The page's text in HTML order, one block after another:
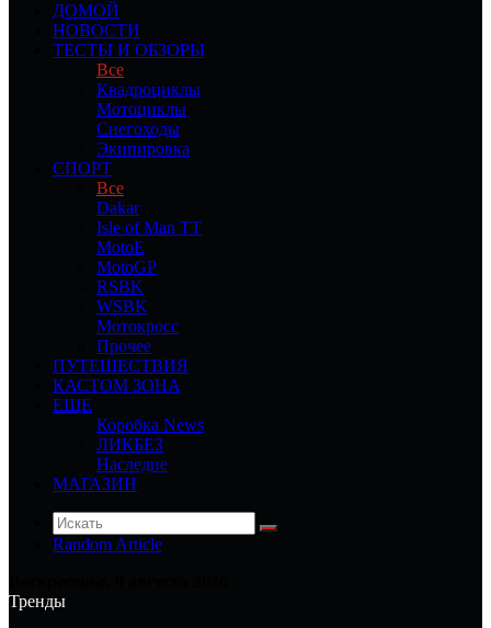
ДОМОЙ
НОВОСТИ
ТЕСТЫ И ОБЗОРЫ
Все
Квадроциклы
Мотоциклы
Снегоходы
Экипировка
СПОРТ
Все
Dakar
Isle of Man TT
MotoE
MotoGP
RSBK
WSBK
Мотокросс
Прочее
ПУТЕШЕСТВИЯ
КАСТОМ ЗОНА
ЕЩЕ
Коробка News
ЛИКБЕЗ
Наследие
МАГАЗИН
Random Article
Тренды